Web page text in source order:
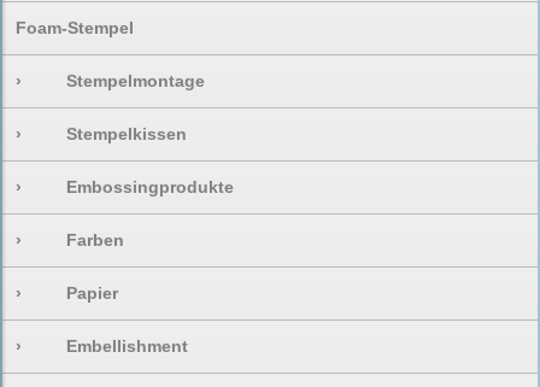
Foam-Stempel
› Stempelmontage
› Stempelkissen
› Embossingprodukte
› Farben
› Papier
› Embellishment